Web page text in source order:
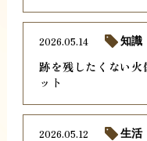
跡を残したくない火
ット
2026.05.14 知識
2026.05.12 生活